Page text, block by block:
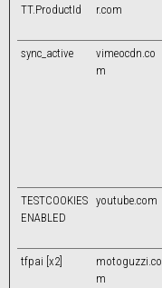
TT.ProductId
r.com
sync_active
vimeocdn.co
m
TESTCOOKIES
ENABLED
youtube.com
tfpai [x2]
motoguzzi.co
m